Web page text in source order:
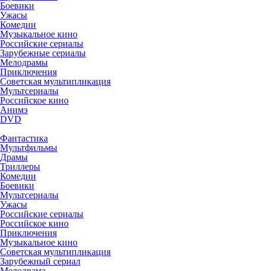
Боевики
Ужасы
Комедии
Музыкальное кино
Российские сериалы
Зарубежные сериалы
Мелодрамы
Приключения
Советская мультипликация
Мультсериалы
Российское кино
Анимэ
DVD
Фантастика
Мультфильмы
Драмы
Триллеры
Комедии
Боевики
Мультсериалы
Ужасы
Российские сериалы
Российское кино
Приключения
Музыкальное кино
Советская мультипликация
Зарубежный сериал